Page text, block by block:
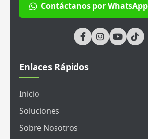
Contáctanos por WhatsApp
Enlaces Rápidos
Inicio
Soluciones
Sobre Nosotros